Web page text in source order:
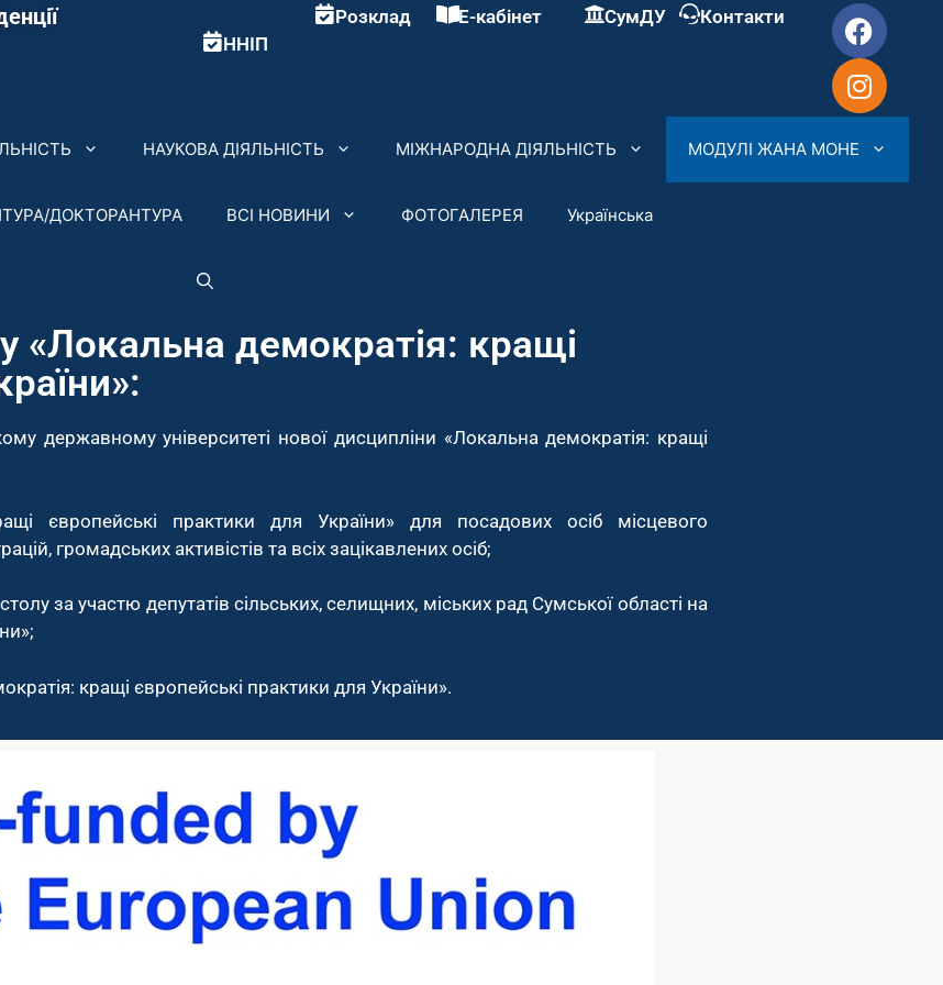
ННІП
Розклад Е-кабінет СумДУ Контакти
НАУКОВА ДІЯЛЬНІСТЬ МІЖНАРОДНА ДІЯЛЬНІСТЬ МОДУЛІ ЖАНА МОНЕ
ДОКТОРАНТУРА ВСІ НОВИНИ ФОТОГАЛЕРЕЯ Українська
«Локальна демократія: кращі
державному університеті нової дисципліни «Локальна демократія: кращі
європейські практики для України» для посадових осіб місцевого
громадських активістів та всіх зацікавлених осіб;
за участю депутатів сільських, селищних, міських рад Сумської області на
кращі європейські практики для України».